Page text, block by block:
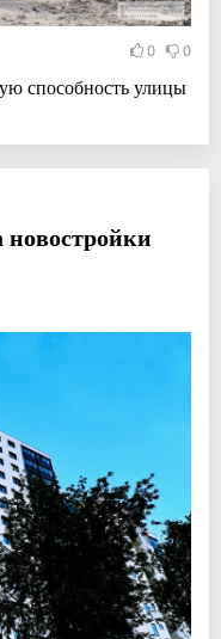
0 0
способность улицы